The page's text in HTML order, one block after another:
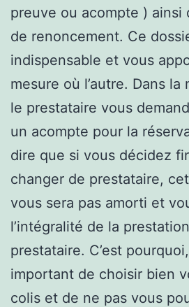
preuve ou acompte ) ainsi
de renoncement. Ce
indispensable et vous
mesure où l’autre. Dans la
le prestataire vous
un acompte pour la
dire que si vous décidez
changer de prestataire,
vous sera pas amorti et
l’intégralité de la
prestataire. C’est
important de choisir bien
colis et de ne pas vous